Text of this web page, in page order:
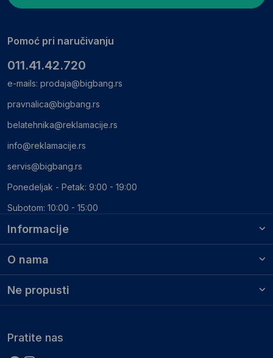
Informacije
O nama
Ne propusti
Pomoć pri naručivanju
011.41.42.720
e-mails: prodaja@bigbang.rs
pravnalica@bigbang.rs
belatehnika@reklamacije.rs
info@reklamacije.rs
servis@bigbang.rs
Ponedeljak - Petak: 9:00 - 19:00
Subotom: 10:00 - 15:00
Pratite nas